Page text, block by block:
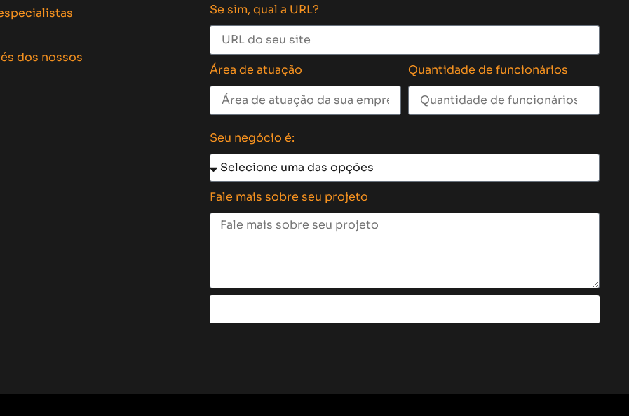
dos nossos
Se sim, qual a URL?
Área de atuação Quantidade de funcionários
Seu negócio é:
Fale mais sobre seu projeto